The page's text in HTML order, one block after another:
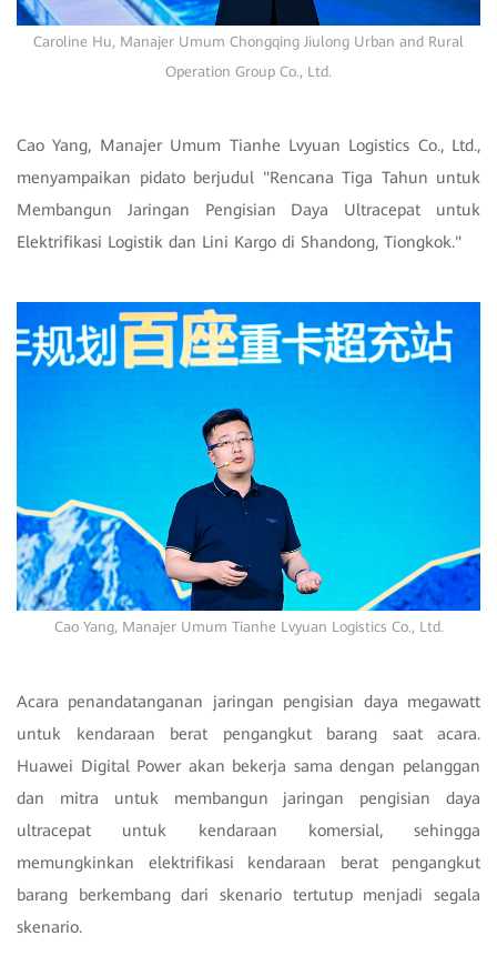
Caroline Hu, Manajer Umum Chongqing Jiulong Urban and Rural
Operation Group Co., Ltd.
Cao Yang, Manajer Umum Tianhe Lvyuan Logistics Co., Ltd.,
menyampaikan pidato berjudul "Rencana Tiga Tahun untuk
Membangun Jaringan Pengisian Daya Ultracepat untuk
Elektrifikasi Logistik dan Lini Kargo di Shandong, Tiongkok."
Cao Yang, Manajer Umum Tianhe Lvyuan Logistics Co., Ltd.
Acara penandatanganan jaringan pengisian daya megawatt
untuk kendaraan berat pengangkut barang saat acara.
Huawei Digital Power akan bekerja sama dengan pelanggan
dan mitra untuk membangun jaringan pengisian daya
ultracepat untuk kendaraan komersial, sehingga
memungkinkan elektrifikasi kendaraan berat pengangkut
barang berkembang dari skenario tertutup menjadi segala
skenario.